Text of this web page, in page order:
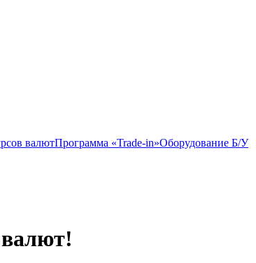
валютПрограмма «Trade-in»Оборудование Б/У
валют!